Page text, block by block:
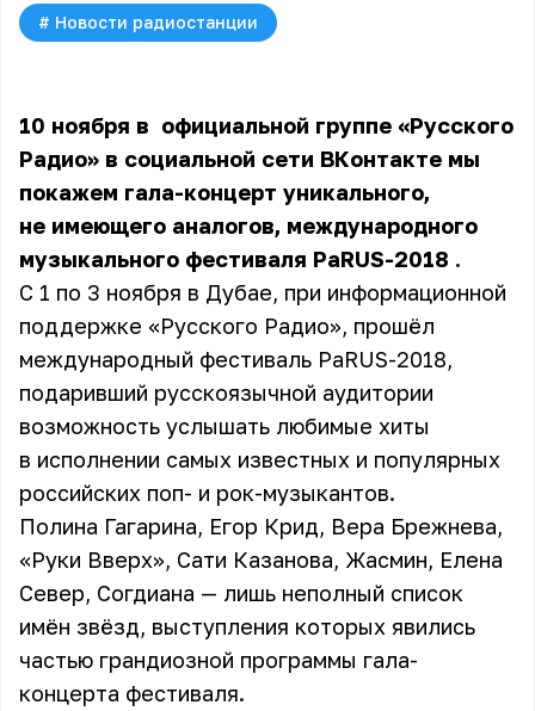
# Новости радиостанции
10 ноября в официальной группе «Русского
Радио» в социальной сети ВКонтакте мы
покажем гала-концерт уникального,
не имеющего аналогов, международного
музыкального фестиваля PaRUS-2018 .
С 1 по 3 ноября в Дубае, при информационной
поддержке «Русского Радио», прошёл
международный фестиваль PaRUS-2018,
подаривший русскоязычной аудитории
возможность услышать любимые хиты
в исполнении самых известных и популярных
российских поп- и рок-музыкантов.
Полина Гагарина, Егор Крид, Вера Брежнева,
«Руки Вверх», Сати Казанова, Жасмин, Елена
Север, Согдиана — лишь неполный список
имён звёзд, выступления которых явились
частью грандиозной программы гала-
концерта фестиваля.